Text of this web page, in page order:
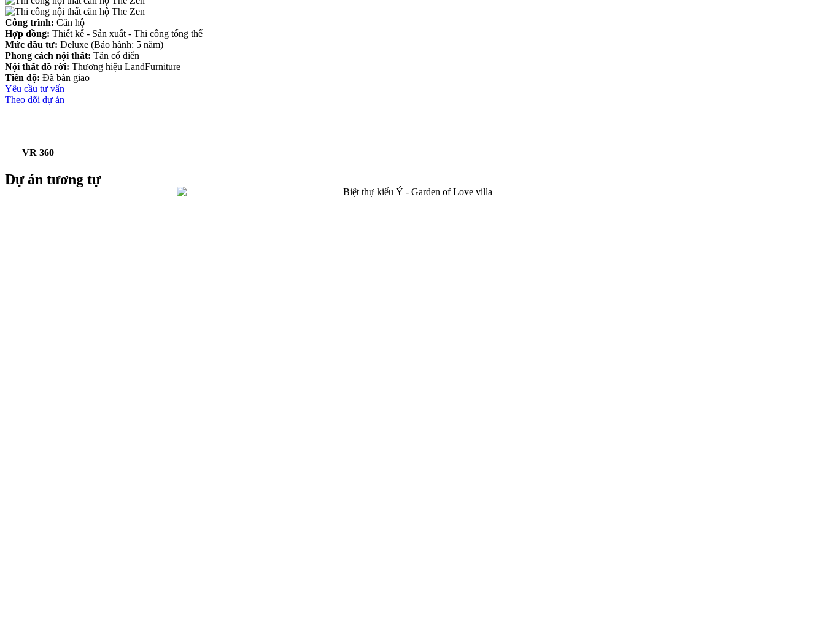
Công trình: Căn hộ
Hợp đồng: Thiết kế - Sản xuất - Thi công tổng thể
Mức đầu tư: Deluxe (Bảo hành: 5 năm)
Phong cách nội thất: Tân cổ điển
Nội thất đồ rời: Thương hiệu LandFurniture
Tiến độ: Đã bàn giao
Yêu cầu tư vấn
Theo dõi dự án
VR 360
Dự án tương tự